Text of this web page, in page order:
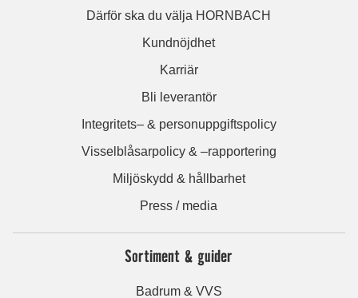
Därför ska du välja HORNBACH
Kundnöjdhet
Karriär
Bli leverantör
Integritets– & personuppgiftspolicy
Visselblåsarpolicy & –rapportering
Miljöskydd & hållbarhet
Press / media
Sortiment & guider
Badrum & VVS